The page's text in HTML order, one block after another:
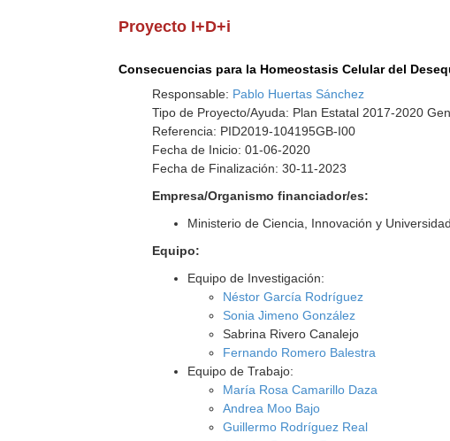
Proyecto I+D+i
Consecuencias para la Homeostasis Celular del
Responsable: Pablo Huertas Sánchez
Tipo de Proyecto/Ayuda: Plan Estatal 2017-2020
Referencia: PID2019-104195GB-I00
Fecha de Inicio: 01-06-2020
Fecha de Finalización: 30-11-2023
Empresa/Organismo financiador/es:
Ministerio de Ciencia, Innovación y
Equipo:
Equipo de Investigación:
Néstor García Rodríguez
Sonia Jimeno González
Sabrina Rivero Canalejo
Fernando Romero Balestra
Equipo de Trabajo:
María Rosa Camarillo Daza
Andrea Moo Bajo
Guillermo Rodríguez Real